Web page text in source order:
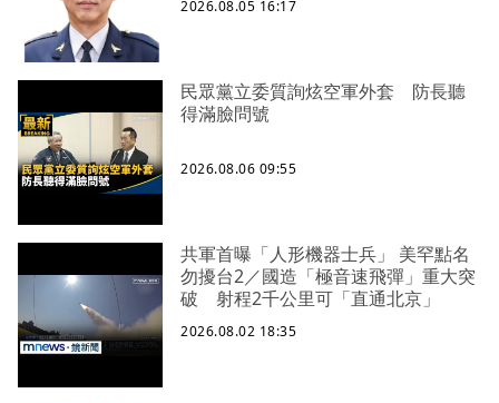
2026.08.05 16:17
民眾黨立委質詢炫空軍外套 防長聽
得滿臉問號
2026.08.06 09:55
共軍首曝「人形機器士兵」 美罕點名
勿擾台2／國造「極音速飛彈」重大突
破 射程2千公里可「直通北京」
2026.08.02 18:35